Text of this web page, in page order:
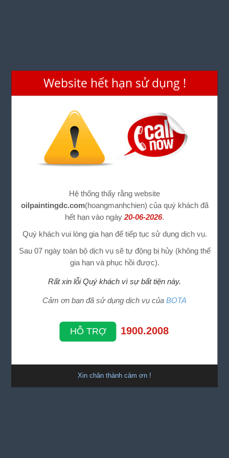
Website hết hạn sử dụng !
Hệ thống thấy rằng website
oilpaintingdc.com(hoangmanhchien) của quý khách đã
hết hạn vào ngày20-06-2026.
Quý khách vui lòng gia hạn để tiếp tục sử dụng dịch vụ.
Sau 07 ngày toàn bộ dịch vụ sẽ tự động bị hủy (không thể
gia hạn và phục hồi được).
Rất xin lỗi Quý khách vì sự bất tiện này.
Cảm ơn bạn đã sử dụng dịch vụ của BOTA
HỖ TRỢ 1900.2008
Xin chân thành cảm ơn !